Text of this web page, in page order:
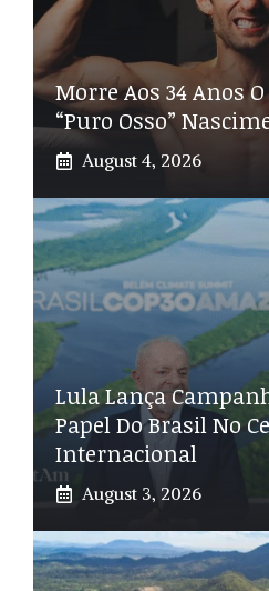
Morre Aos 34 Anos
“Puro Osso”
August 4, 2026
Lula Lança
Papel Do Brasil No
Internacional
August 3, 2026